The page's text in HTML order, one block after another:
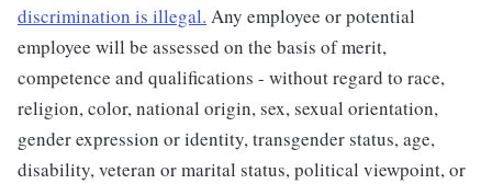
discrimination is illegal. Any employee or potential
employee will be assessed on the basis of merit,
competence and qualifications - without regard to race,
religion, color, national origin, sex, sexual orientation,
gender expression or identity, transgender status, age,
disability, veteran or marital status, political viewpoint, or